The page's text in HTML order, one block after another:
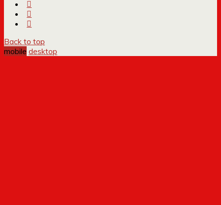
Back to top
mobile desktop